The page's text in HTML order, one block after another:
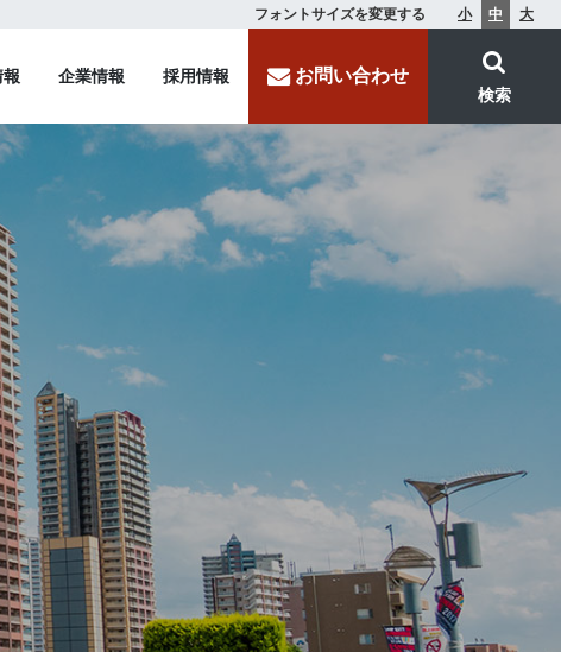
フォントサイズを変更する 小 中 大
企業情報 採用情報 お問い合わせ
検索